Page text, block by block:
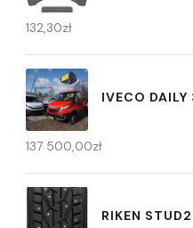
132,30zł
IVECO DAILY
137 500,00zł
RIKEN